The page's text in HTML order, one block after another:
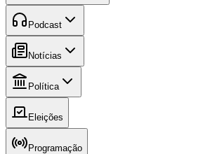
Podcast
Notícias
Política
Eleições
Programação